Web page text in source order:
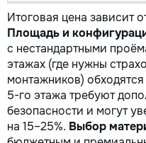
Итоговая цена зависит
Площадь и
с нестандартными
этажах (где нужны
монтажников)
5-го этажа требуют
безопасности и могут
на 15–25%. Выбор